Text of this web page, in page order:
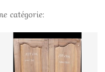
catégorie: